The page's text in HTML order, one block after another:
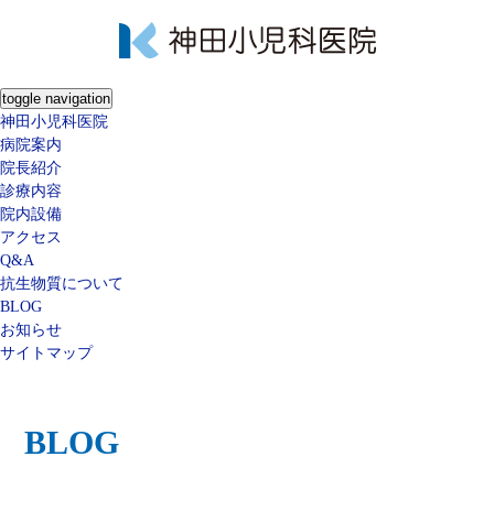
toggle navigation
神田小児科医院
病院案内
院長紹介
診療内容
院内設備
アクセス
Q&A
抗生物質について
BLOG
お知らせ
サイトマップ
BLOG